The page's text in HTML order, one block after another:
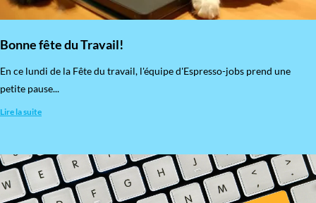
Bonne fête du Travail!
En ce lundi de la Fête du travail, l'équipe d'Espresso-jobs prend une
petite pause...
Lire la suite